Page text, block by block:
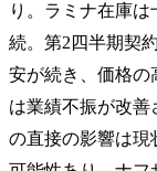
り。ラミナ在庫
続。第2四半期契
安が続き、価格の
は業績不振が改
の直接の影響は現